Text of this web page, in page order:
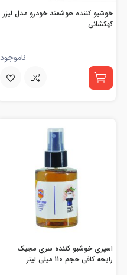
خوشبو کننده هوشمند خودرو مدل لیزر
کهکشانی
ناموجود
اسپری خوشبو کننده سری مجیک
رایحه کافی حجم 110 میلی لیتر